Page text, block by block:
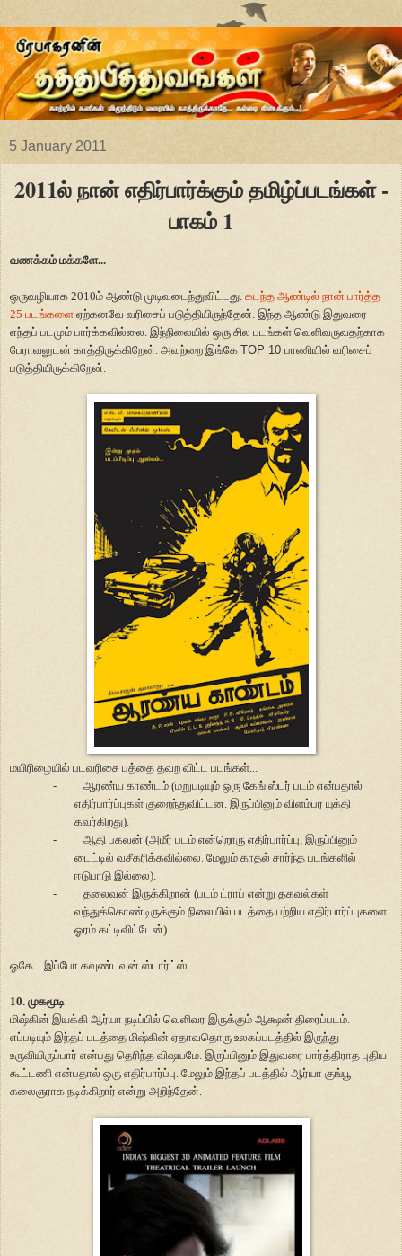
5 January 2011
2011ல் நான் எதிர்பார்க்கும் தமிழ்ப்படங்கள் -
பாகம் 1
வணக்கம் மக்களே...
ஒருவழியாக 2010ம் ஆண்டு முடிவடைந்துவிட்டது. கடந்த ஆண்டில் நான் பார்த்த
25 படங்களை ஏற்கனவே வரிசைப் படுத்தியிருந்தேன். இந்த ஆண்டு இதுவரை
எந்தப் படமும் பார்க்கவில்லை. இந்நிலையில் ஒரு சில படங்கள் வெளிவருவதற்காக
பேராவலுடன் காத்திருக்கிறேன். அவற்றை இங்கே TOP 10 பாணியில் வரிசைப்
படுத்தியிருக்கிறேன்.
மயிரிழையில் படவரிசை பத்தை தவற விட்ட படங்கள்...
-
ஆரண்ய காண்டம் (மறுபடியும் ஒரு கேங் ஸ்டர் படம் என்பதால்
எதிர்பார்ப்புகள் குறைந்துவிட்டன. இருப்பினும் விளம்பர யுக்தி
கவர்கிறது).
-
ஆதி பகவன் (அமீர் படம் என்றொரு எதிர்பார்ப்பு, இருப்பினும்
டைட்டில் வசீகரிக்கவில்லை. மேலும் காதல் சார்ந்த படங்களில்
ஈடுபாடு இல்லை).
-
தலைவன் இருக்கிறான் (படம் ட்ராப் என்று தகவல்கள்
வந்துக்கொண்டிருக்கும் நிலையில் படத்தை பற்றிய எதிர்பார்ப்புகளை
ஓரம் கட்டிவிட்டேன்).
ஓகே... இப்போ கவுண்டவுன் ஸ்டார்ட்ஸ்...
10. முகமூடி
மிஷ்கின் இயக்கி ஆர்யா நடிப்பில் வெளிவர இருக்கும் ஆக்ஷன் திரைப்படம்.
எப்படியும் இந்தப் படத்தை மிஷ்கின் ஏதாவதொரு உலகப்படத்தில் இருந்து
உருவியிருப்பார் என்பது தெரிந்த விஷயமே. இருப்பினும் இதுவரை பார்த்திராத புதிய
கூட்டணி என்பதால் ஒரு எதிர்பார்ப்பு. மேலும் இந்தப் படத்தில் ஆர்யா குங்பூ
கலைஞராக நடிக்கிறார் என்று அறிந்தேன்.